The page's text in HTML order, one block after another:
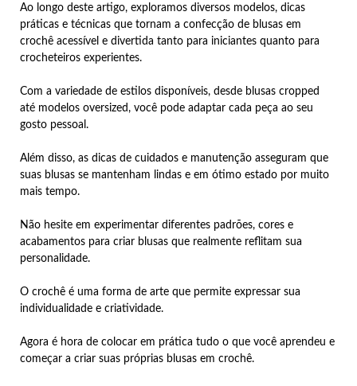
Ao longo deste artigo, exploramos diversos modelos, dicas
práticas e técnicas que tornam a confecção de blusas em
crochê acessível e divertida tanto para iniciantes quanto para
crocheteiros experientes.
Com a variedade de estilos disponíveis, desde blusas cropped
até modelos oversized, você pode adaptar cada peça ao seu
gosto pessoal.
Além disso, as dicas de cuidados e manutenção asseguram que
suas blusas se mantenham lindas e em ótimo estado por muito
mais tempo.
Não hesite em experimentar diferentes padrões, cores e
acabamentos para criar blusas que realmente reflitam sua
personalidade.
O crochê é uma forma de arte que permite expressar sua
individualidade e criatividade.
Agora é hora de colocar em prática tudo o que você aprendeu e
começar a criar suas próprias blusas em crochê.